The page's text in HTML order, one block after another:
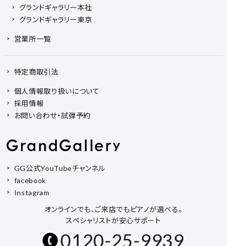
グランドギャラリー本社
グランドギャラリー東京
営業所一覧
特定商取引法
個人情報取り扱いについて
採用情報
お問い合わせ・試弾予約
GG公式YouTubeチャンネル
facebook
Instagram
オンラインでも、ご来店でもピアノが選べる。
スペシャリストが安心サポート
0120-25-9939